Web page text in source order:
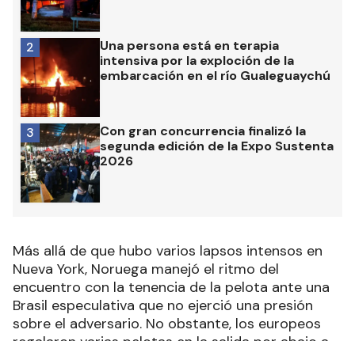
Una persona está en terapia
intensiva por la exploción de la
embarcación en el río Gualeguaychú
2
Con gran concurrencia finalizó la
segunda edición de la Expo Sustenta
2026
3
Más allá de que hubo varios lapsos intensos en
Nueva York, Noruega manejó el ritmo del
encuentro con la tenencia de la pelota ante una
Brasil especulativa que no ejerció una presión
sobre el adversario. No obstante, los europeos